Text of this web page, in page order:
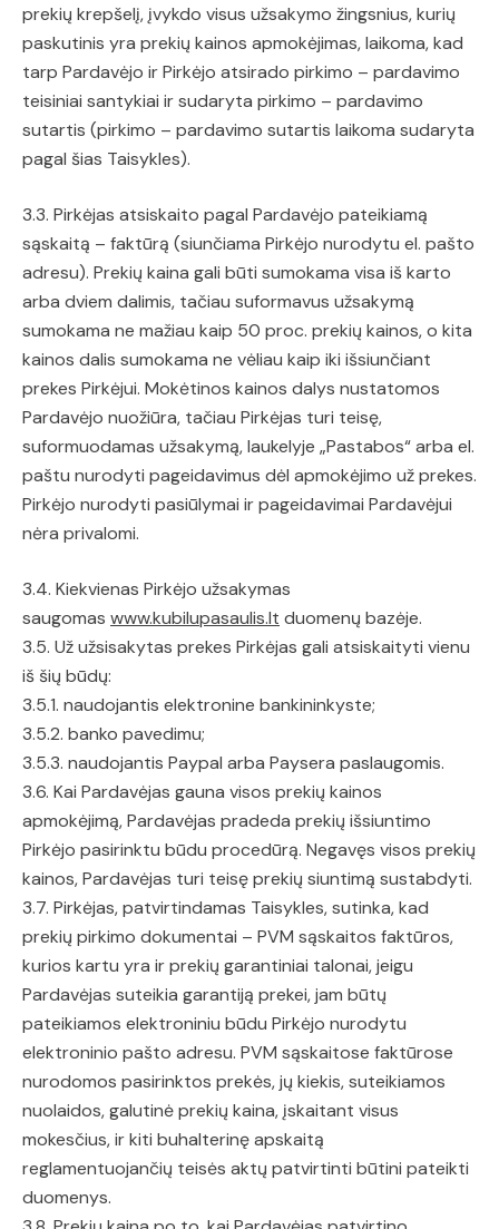
prekių krepšelį, įvykdo visus užsakymo žingsnius, kurių
paskutinis yra prekių kainos apmokėjimas, laikoma, kad
tarp Pardavėjo ir Pirkėjo atsirado pirkimo – pardavimo
teisiniai santykiai ir sudaryta pirkimo – pardavimo
sutartis (pirkimo – pardavimo sutartis laikoma sudaryta
pagal šias Taisykles).
3.3. Pirkėjas atsiskaito pagal Pardavėjo pateikiamą
sąskaitą – faktūrą (siunčiama Pirkėjo nurodytu el. pašto
adresu). Prekių kaina gali būti sumokama visa iš karto
arba dviem dalimis, tačiau suformavus užsakymą
sumokama ne mažiau kaip 50 proc. prekių kainos, o kita
kainos dalis sumokama ne vėliau kaip iki išsiunčiant
prekes Pirkėjui. Mokėtinos kainos dalys nustatomos
Pardavėjo nuožiūra, tačiau Pirkėjas turi teisę,
suformuodamas užsakymą, laukelyje „Pastabos“ arba el.
paštu nurodyti pageidavimus dėl apmokėjimo už prekes.
Pirkėjo nurodyti pasiūlymai ir pageidavimai Pardavėjui
nėra privalomi.
3.4. Kiekvienas Pirkėjo užsakymas
saugomas www.kubilupasaulis.lt duomenų bazėje.
3.5. Už užsisakytas prekes Pirkėjas gali atsiskaityti vienu
iš šių būdų:
3.5.1. naudojantis elektronine bankininkyste;
3.5.2. banko pavedimu;
3.5.3. naudojantis Paypal arba Paysera paslaugomis.
3.6. Kai Pardavėjas gauna visos prekių kainos
apmokėjimą, Pardavėjas pradeda prekių išsiuntimo
Pirkėjo pasirinktu būdu procedūrą. Negavęs visos prekių
kainos, Pardavėjas turi teisę prekių siuntimą sustabdyti.
3.7. Pirkėjas, patvirtindamas Taisykles, sutinka, kad
prekių pirkimo dokumentai – PVM sąskaitos faktūros,
kurios kartu yra ir prekių garantiniai talonai, jeigu
Pardavėjas suteikia garantiją prekei, jam būtų
pateikiamos elektroniniu būdu Pirkėjo nurodytu
elektroninio pašto adresu. PVM sąskaitose faktūrose
nurodomos pasirinktos prekės, jų kiekis, suteikiamos
nuolaidos, galutinė prekių kaina, įskaitant visus
mokesčius, ir kiti buhalterinę apskaitą
reglamentuojančių teisės aktų patvirtinti būtini pateikti
duomenys.